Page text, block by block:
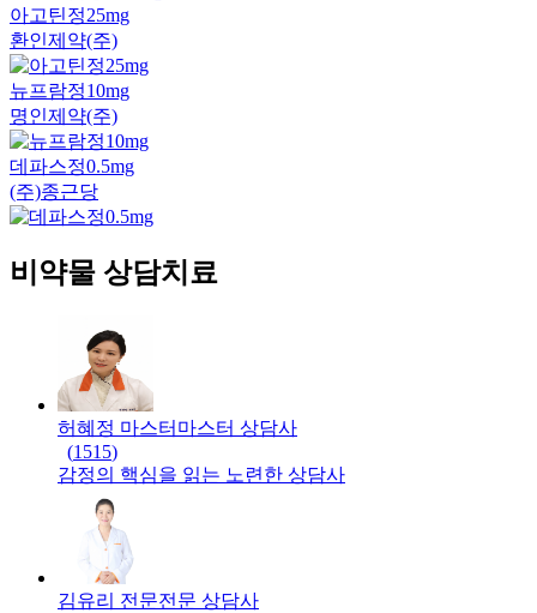
아고틴정25mg
환인제약(주)
뉴프람정10mg
명인제약(주)
데파스정0.5mg
(주)종근당
비약물 상담치료
허혜정 마스터 마스터 상담사
(1515)
감정의 핵심을 읽는 노련한 상담사
김유리 전문전문 상담사